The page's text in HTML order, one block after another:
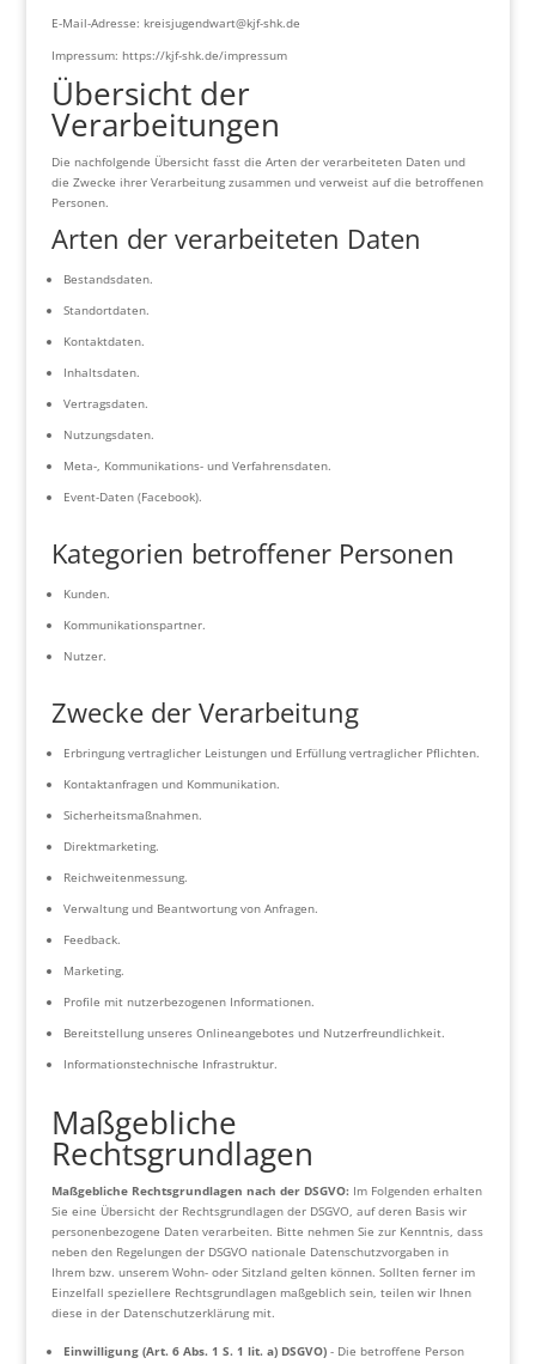
E-Mail-Adresse: kreisjugendwart@kjf-shk.de
Impressum: https://kjf-shk.de/impressum
Übersicht der
Verarbeitungen
Die nachfolgende Übersicht fasst die Arten der verarbeiteten Daten und
die Zwecke ihrer Verarbeitung zusammen und verweist auf die betroffenen
Personen.
Arten der verarbeiteten Daten
Bestandsdaten.
Standortdaten.
Kontaktdaten.
Inhaltsdaten.
Vertragsdaten.
Nutzungsdaten.
Meta-, Kommunikations- und Verfahrensdaten.
Event-Daten (Facebook).
Kategorien betroffener Personen
Kunden.
Kommunikationspartner.
Nutzer.
Zwecke der Verarbeitung
Erbringung vertraglicher Leistungen und Erfüllung vertraglicher Pflichten.
Kontaktanfragen und Kommunikation.
Sicherheitsmaßnahmen.
Direktmarketing.
Reichweitenmessung.
Verwaltung und Beantwortung von Anfragen.
Feedback.
Marketing.
Profile mit nutzerbezogenen Informationen.
Bereitstellung unseres Onlineangebotes und Nutzerfreundlichkeit.
Informationstechnische Infrastruktur.
Maßgebliche
Rechtsgrundlagen
Maßgebliche Rechtsgrundlagen nach der DSGVO: Im Folgenden erhalten
Sie eine Übersicht der Rechtsgrundlagen der DSGVO, auf deren Basis wir
personenbezogene Daten verarbeiten. Bitte nehmen Sie zur Kenntnis, dass
neben den Regelungen der DSGVO nationale Datenschutzvorgaben in
Ihrem bzw. unserem Wohn- oder Sitzland gelten können. Sollten ferner im
Einzelfall speziellere Rechtsgrundlagen maßgeblich sein, teilen wir Ihnen
diese in der Datenschutzerklärung mit.
Einwilligung (Art. 6 Abs. 1 S. 1 lit. a) DSGVO)- Die betroffene Person